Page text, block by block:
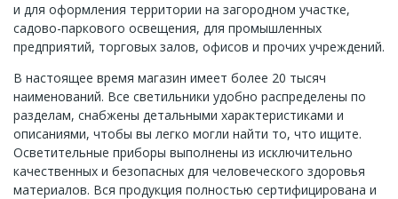
и для оформления территории на загородном участке,
садово-паркового освещения, для промышленных
предприятий, торговых залов, офисов и прочих учреждений.
В настоящее время магазин имеет более 20 тысяч
наименований. Все светильники удобно распределены по
разделам, снабжены детальными характеристиками и
описаниями, чтобы вы легко могли найти то, что ищите.
Осветительные приборы выполнены из исключительно
качественных и безопасных для человеческого здоровья
материалов. Вся продукция полностью сертифицирована и